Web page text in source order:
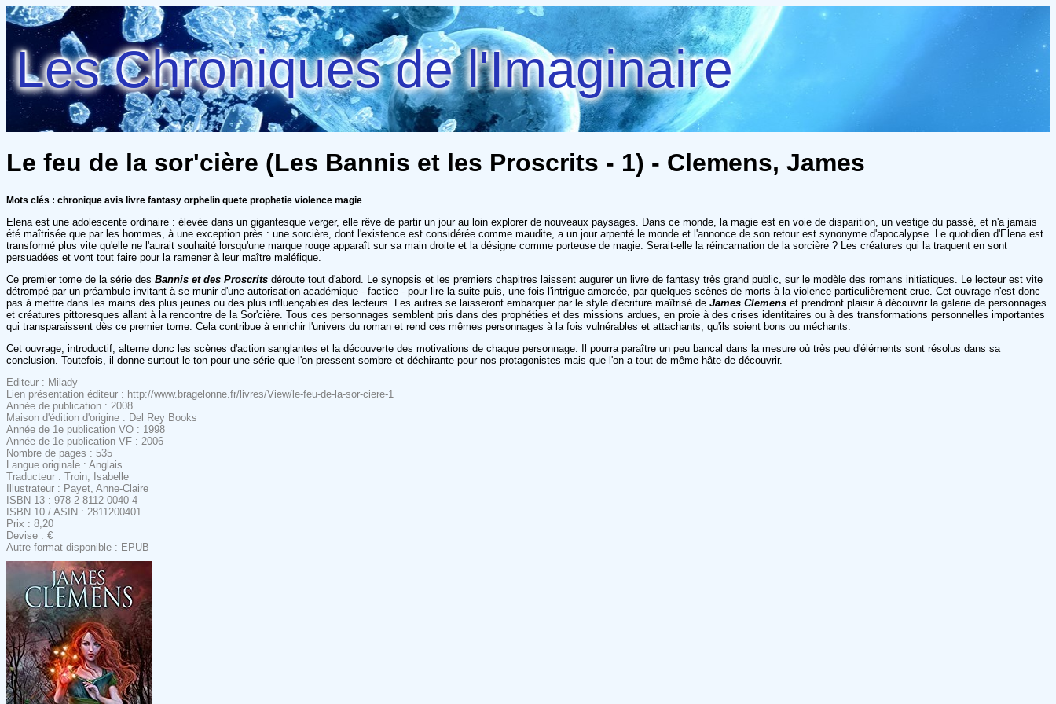
Les Chroniques de l'Imaginaire
Le feu de la sor'cière (Les Bannis et les Proscrits - 1) - Clemens, James
Mots clés : chronique avis livre fantasy orphelin quete prophetie violence magie
Elena est une adolescente ordinaire : élevée dans un gigantesque verger, elle rêve de partir un jour au loin explorer de nouveaux paysages. Dans ce monde, la magie est en voie de disparition, un vestige du passé, et n'a jamais
été maîtrisée que par les hommes, à une exception près : une sorcière, dont l'existence est considérée comme maudite, a un jour arpenté le monde et l'annonce de son retour est synonyme d'apocalypse. Le quotidien d'Elena est
transformé plus vite qu'elle ne l'aurait souhaité lorsqu'une marque rouge apparaît sur sa main droite et la désigne comme porteuse de magie. Serait-elle la réincarnation de la sorcière ? Les créatures qui la traquent en sont
persuadées et vont tout faire pour la ramener à leur maître maléfique.
Ce premier tome de la série des Bannis et des Proscrits déroute tout d'abord. Le synopsis et les premiers chapitres laissent augurer un livre de fantasy très grand public, sur le modèle des romans initiatiques. Le lecteur est vite
détrompé par un préambule invitant à se munir d'une autorisation académique - factice - pour lire la suite puis, une fois l'intrigue amorcée, par quelques scènes de morts à la violence particulièrement crue. Cet ouvrage n'est donc
pas à mettre dans les mains des plus jeunes ou des plus influençables des lecteurs. Les autres se laisseront embarquer par le style d'écriture maîtrisé de James Clemens et prendront plaisir à découvrir la galerie de personnages
et créatures pittoresques allant à la rencontre de la Sor'cière. Tous ces personnages semblent pris dans des prophéties et des missions ardues, en proie à des crises identitaires ou à des transformations personnelles importantes
qui transparaissent dès ce premier tome. Cela contribue à enrichir l'univers du roman et rend ces mêmes personnages à la fois vulnérables et attachants, qu'ils soient bons ou méchants.
Cet ouvrage, introductif, alterne donc les scènes d'action sanglantes et la découverte des motivations de chaque personnage. Il pourra paraître un peu bancal dans la mesure où très peu d'éléments sont résolus dans sa
conclusion. Toutefois, il donne surtout le ton pour une série que l'on pressent sombre et déchirante pour nos protagonistes mais que l'on a tout de même hâte de découvrir.
Editeur : Milady
Lien présentation éditeur : http://www.bragelonne.fr/livres/View/le-feu-de-la-sor-ciere-1
Année de publication : 2008
Maison d'édition d'origine : Del Rey Books
Année de 1e publication VO : 1998
Année de 1e publication VF : 2006
Nombre de pages : 535
Langue originale : Anglais
Traducteur : Troin, Isabelle
Illustrateur : Payet, Anne-Claire
ISBN 13 : 978-2-8112-0040-4
ISBN 10 / ASIN : 2811200401
Prix : 8,20
Devise : €
Autre format disponible : EPUB